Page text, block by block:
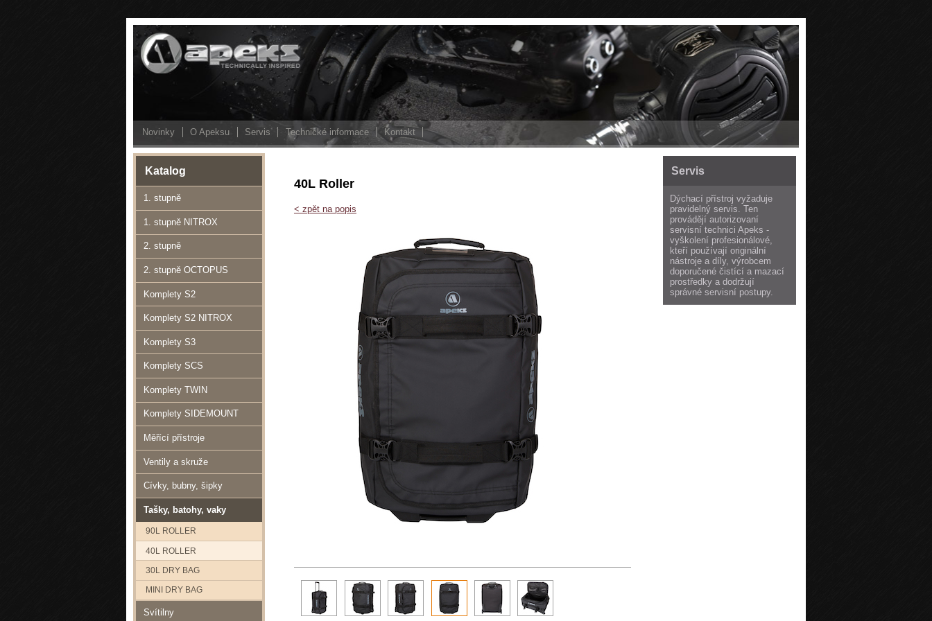
Novinky O Apeksu Servis Technické informace Kontakt
Katalog
1. stupně
1. stupně NITROX
2. stupně
2. stupně OCTOPUS
Komplety S2
Komplety S2 NITROX
Komplety S3
Komplety SCS
Komplety TWIN
Komplety SIDEMOUNT
Měřící přístroje
Ventily a skruže
Cívky, bubny, šipky
Tašky, batohy, vaky
90L ROLLER
40L ROLLER
30L DRY BAG
MINI DRY BAG
Svítilny
Servis
Dýchací přístroj vyžaduje
pravidelný servis. Ten
provádějí autorizovaní
servisní technici Apeks -
vyškolení profesionálové,
kteří používají originální
nástroje a díly, výrobcem
doporučené čistící a mazací
prostředky a dodržují
správné servisní postupy.
40L Roller
< zpět na popis